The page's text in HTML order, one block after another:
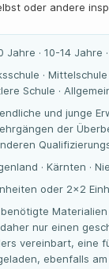
oder andere
Jahre · 10-14 Jahre
·
Schule ·
und junge
der
· Kärnten ·
oder 2×2
nur einen
vereinbart, eine
ebenfalls